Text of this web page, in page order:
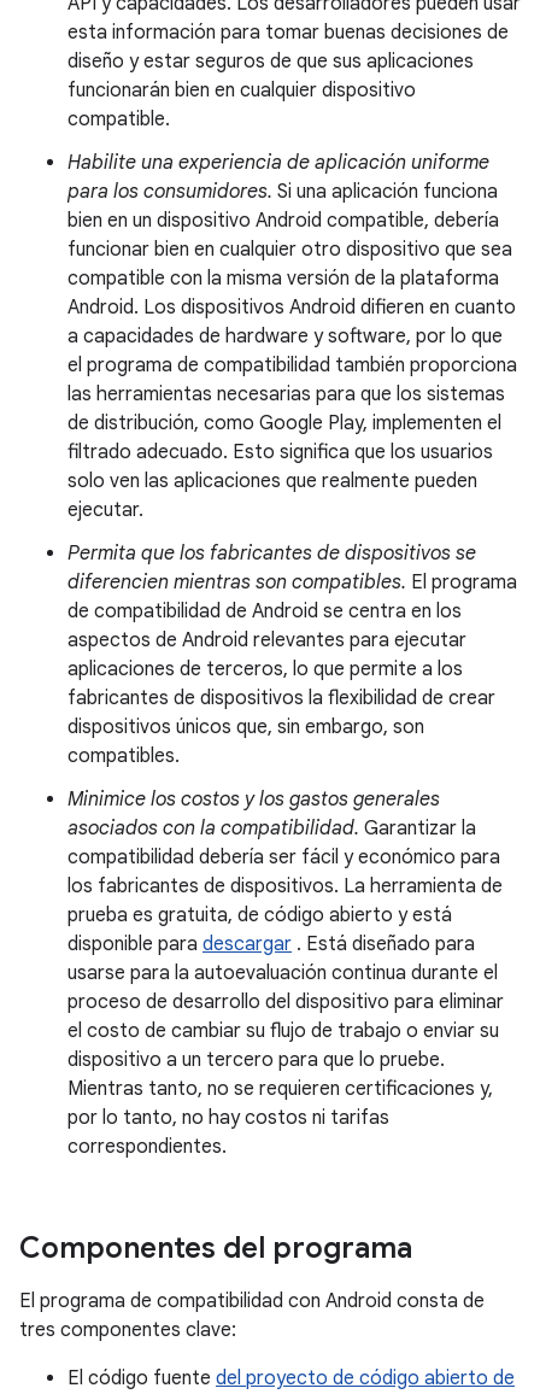
esta información para tomar buenas decisiones de
diseño y estar seguros de que sus aplicaciones
funcionarán bien en cualquier dispositivo
compatible.
Habilite una experiencia de aplicación uniforme
para los consumidores. Si una aplicación funciona
bien en un dispositivo Android compatible, debería
funcionar bien en cualquier otro dispositivo que sea
compatible con la misma versión de la plataforma
Android. Los dispositivos Android difieren en cuanto
a capacidades de hardware y software, por lo que
el programa de compatibilidad también proporciona
las herramientas necesarias para que los sistemas
de distribución, como Google Play, implementen el
filtrado adecuado. Esto significa que los usuarios
solo ven las aplicaciones que realmente pueden
ejecutar.
Permita que los fabricantes de dispositivos se
diferencien mientras son compatibles. El programa
de compatibilidad de Android se centra en los
aspectos de Android relevantes para ejecutar
aplicaciones de terceros, lo que permite a los
fabricantes de dispositivos la flexibilidad de crear
dispositivos únicos que, sin embargo, son
compatibles.
Minimice los costos y los gastos generales
asociados con la compatibilidad. Garantizar la
compatibilidad debería ser fácil y económico para
los fabricantes de dispositivos. La herramienta de
prueba es gratuita, de código abierto y está
disponible para descargar . Está diseñado para
usarse para la autoevaluación continua durante el
proceso de desarrollo del dispositivo para eliminar
el costo de cambiar su flujo de trabajo o enviar su
dispositivo a un tercero para que lo pruebe.
Mientras tanto, no se requieren certificaciones y,
por lo tanto, no hay costos ni tarifas
correspondientes.
Componentes del programa
El programa de compatibilidad con Android consta de
tres componentes clave:
El código fuente del proyecto de código abierto de